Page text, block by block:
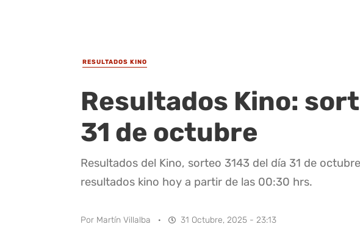
RESULTADOS KINO
Resultados Kino:
31 de octubre
Resultados del Kino, sorteo 3143 del día 31 de
resultados kino hoy a partir de las 00:30 hrs.
Por Martín Villalba · 31 Octubre, 2025 - 23:13